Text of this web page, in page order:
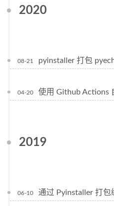
2020
08-21 pyinstaller 打包
04-20 使用 Github Actions
2019
06-10 通过 Pyinstaller 打包